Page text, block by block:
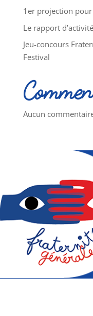
1er projection pour
Le rapport
Jeu-concours
Festival
Aucun